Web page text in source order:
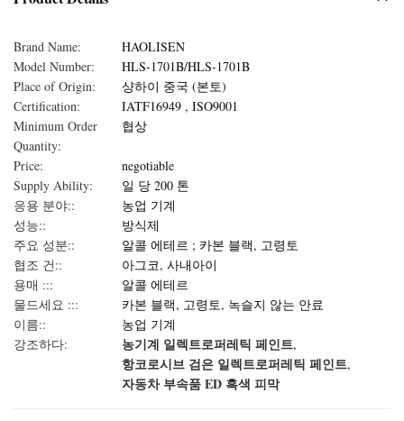
Brand Name:
HAOLISEN
Model Number:
HLS-1701B/HLS-1701B
Place of Origin:
샹하이 중국 (본토)
Certification:
IATF16949 , ISO9001
Minimum Order
Quantity:
협상
Price:
negotiable
Supply Ability:
일 당 200 톤
응용 분야::
농업 기계
성능::
방식제
주요 성분::
알콜 에테르 ; 카본 블랙, 고령토
협조 건::
아그코, 사내아이
용매 :::
알콜 에테르
물드세요 :::
카본 블랙, 고령토, 녹슬지 않는 안료
이름::
농업 기계
강조하다:
농기계 일렉트로퍼레틱 페인트,
항코로시브 검은 일렉트로퍼레틱 페인트,
자동차 부속품 ED 흑색 피막